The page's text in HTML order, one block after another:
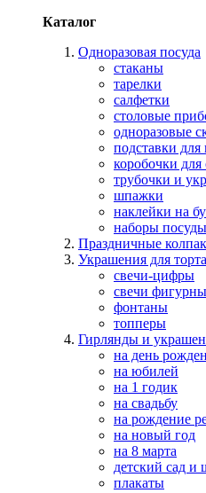
Каталог
Одноразовая посуда
стаканы
тарелки
салфетки
столовые
одноразовые
подставки
коробочки для
трубочки и
шпажки
наклейки на
наборы посуды
Праздничные
Украшения для торта
свечи-цифры
свечи
фонтаны
топперы
Гирлянды и
на день
на юбилей
на 1 годик
на свадьбу
на рождение
на новый год
на 8 марта
детский сад и
плакаты